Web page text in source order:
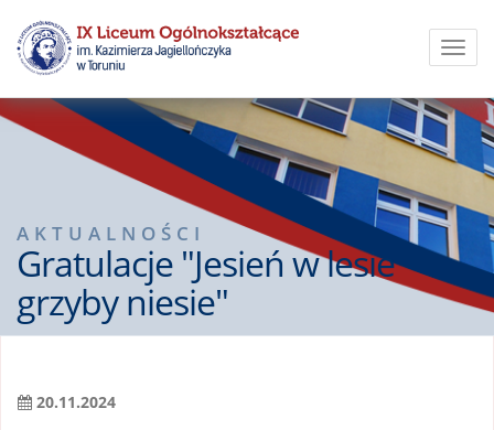
AKTUALNOŚCI
Gratulacje "Jesień w lesie
grzyby niesie"
20.11.2024